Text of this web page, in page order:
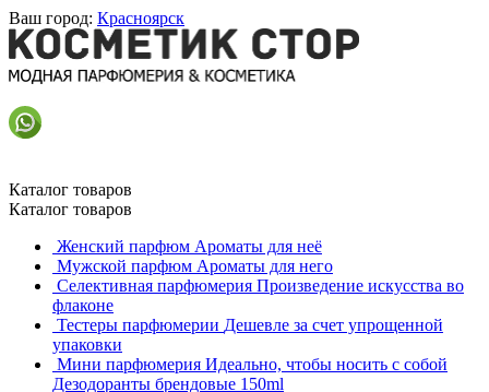
Ваш город: Красноярск
Каталог товаров
Каталог товаров
Женский парфюм Ароматы для неё
Мужской парфюм Ароматы для него
Селективная парфюмерия Произведение искусства во
флаконе
Тестеры парфюмерии Дешевле за счет упрощенной
упаковки
Мини парфюмерия Идеально, чтобы носить с собой
Дезодоранты брендовые 150ml